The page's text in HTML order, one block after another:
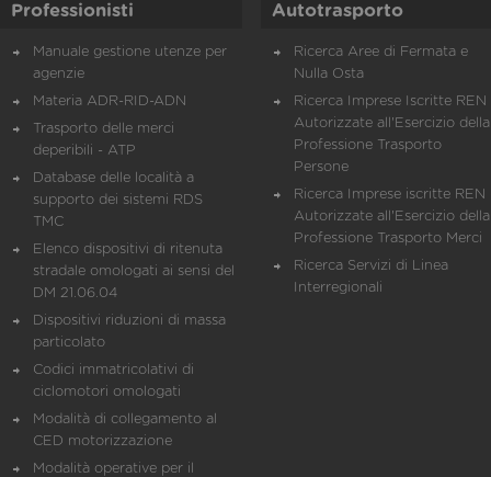
Professionisti
Manuale gestione utenze per
agenzie
Materia ADR-RID-ADN
Trasporto delle merci
deperibili - ATP
Database delle località a
supporto dei sistemi RDS
TMC
Elenco dispositivi di ritenuta
stradale omologati ai sensi del
DM 21.06.04
Dispositivi riduzioni di massa
particolato
Codici immatricolativi di
ciclomotori omologati
Modalità di collegamento al
CED motorizzazione
Modalità operative per il
Autotrasporto
Ricerca Aree di Fermata e
Nulla Osta
Ricerca Imprese Iscritte REN
Autorizzate all'Esercizio della
Professione Trasporto
Persone
Ricerca Imprese iscritte REN
Autorizzate all'Esercizio della
Professione Trasporto Merci
Ricerca Servizi di Linea
Interregionali